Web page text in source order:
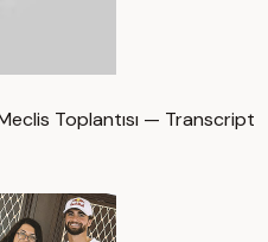
Toplantısı — Transcript